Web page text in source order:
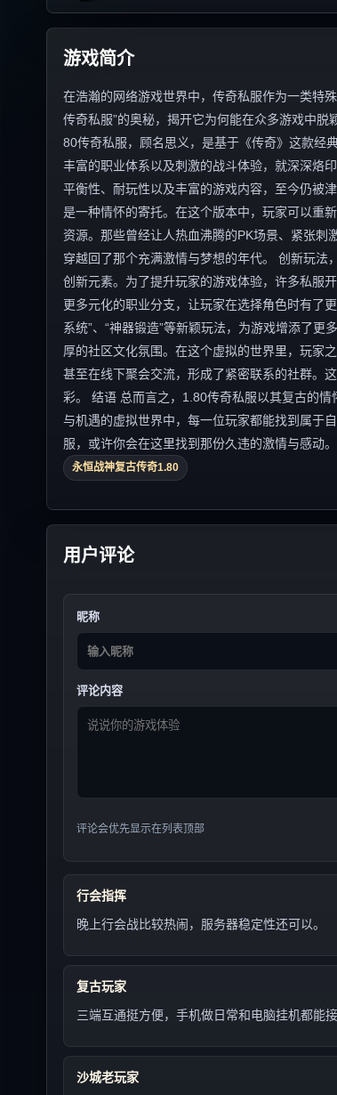
游戏简介
在浩瀚的网络游戏世界中，传奇私服作为一类特
传奇私服”的奥秘，揭开它为何能在众多游戏中
80传奇私服，顾名思义，是基于《传奇》这款经
丰富的职业体系以及刺激的战斗体验，就深深烙
平衡性、耐玩性以及丰富的游戏内容，至今仍被
是一种情怀的寄托。在这个版本中，玩家可以重
资源。那些曾经让人热血沸腾的PK场景、紧张刺
穿越回了那个充满激情与梦想的年代。 创新玩
创新元素。为了提升玩家的游戏体验，许多私服
更多元化的职业分支，让玩家在选择角色时有了
系统”、“神器锻造”等新颖玩法，为游戏增添了
厚的社区文化氛围。在这个虚拟的世界里，玩家
甚至在线下聚会交流，形成了紧密联系的社群。
彩。 结语 总而言之，1.80传奇私服以其复古的
与机遇的虚拟世界中，每一位玩家都能找到属于
服，或许你会在这里找到那份久违的激情与感动。
永恒战神复古传奇1.80
用户评论
昵称
评论内容
评论会优先显示在列表顶部
行会指挥
晚上行会战比较热闹，服务器稳定性还可以。
复古玩家
三端互通挺方便，手机做日常和电脑挂机都能接
沙城老玩家